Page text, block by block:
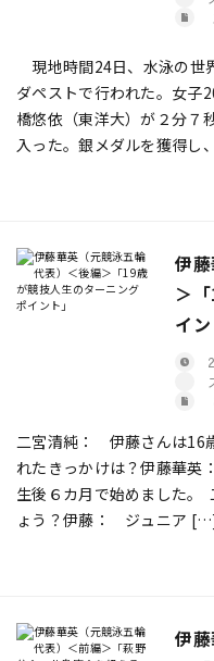
現地時間24日、水泳の世
ダペストで行われた。女子
橋悠依（東洋大）が２分７
入った。銀メダルを獲得
伊
＞
イン
二宮清純： 伊藤さんは16
れたきっかけは？伊藤華英
生後６カ月で始めました
ょう？伊藤： ジュニア
伊